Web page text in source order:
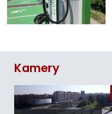
Kamery